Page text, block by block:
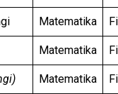
Matematika
Matematika
Matematika